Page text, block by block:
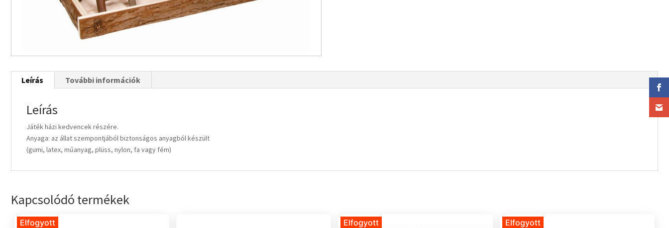
Leírás További információk
Leírás
Játék házi kedvencek részére.
Anyaga: az állat szempontjából biztonságos anyagból készült
(gumi, latex, műanyag, plüss, nylon, fa vagy fém)
Kapcsolódó termékek
Elfogyott Elfogyott Elfogyott